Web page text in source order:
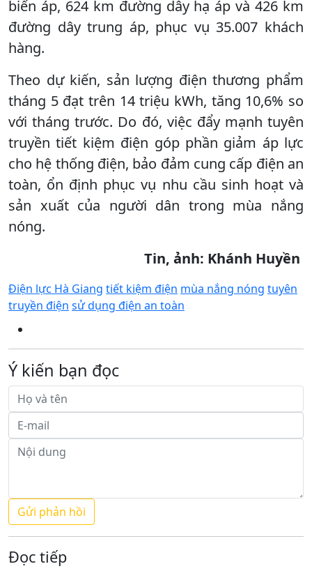
biến áp, 624 km đường dây hạ áp và 426 km
đường dây trung áp, phục vụ 35.007 khách
hàng.
Theo dự kiến, sản lượng điện thương phẩm
tháng 5 đạt trên 14 triệu kWh, tăng 10,6% so
với tháng trước. Do đó, việc đẩy mạnh tuyên
truyền tiết kiệm điện góp phần giảm áp lực
cho hệ thống điện, bảo đảm cung cấp điện an
toàn, ổn định phục vụ nhu cầu sinh hoạt và
sản xuất của người dân trong mùa nắng
nóng.
Tin, ảnh: Khánh Huyền
Điện lực Hà Giang tiết kiệm điện mùa nắng nóng tuyên
truyền điện sử dụng điện an toàn
Ý kiến bạn đọc
Đọc tiếp